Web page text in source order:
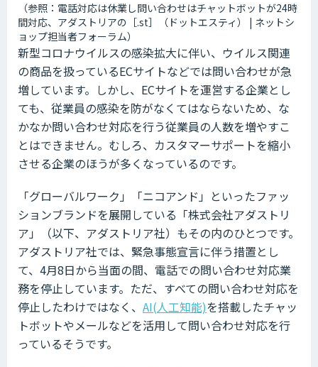
（参照：電話対応は休業し問い合わせはチャットボットが24時
間対応、アダストリアの［.st］（ドットエスティ） | ネットシ
ョップ担当者フォーラム）
新型コロナウイルスの感染拡大に伴い、ウイルス関連
の商品を扱っているECサイトなどでは問い合わせが急
増しています。しかし、ECサイトを運営する企業とし
ても、従業員の感染を防がなくてはならないため、な
かなか問い合わせ対応を行う従業員の人数を増やすこ
とはできません。むしろ、カスタマーサポートを縮小
させる企業のほうが多くなっているのです。
「グローバルワーク」「ニコアンド」といったファッ
ションブランドを展開している「株式会社アダストリ
ア」（以下、アダストリア社）もその内のひとつです。
アダストリア社では、緊急事態宣言に伴う措置とし
て、4月8日から当面の間、電話での問い合わせ対応業
務を停止しています。ただ、すべての問い合わせ対応を
停止したわけではなく、 AI(人工知能)を搭載したチャッ
トボットやメールなどを活用して問い合わせ対応を行
っているそうです。